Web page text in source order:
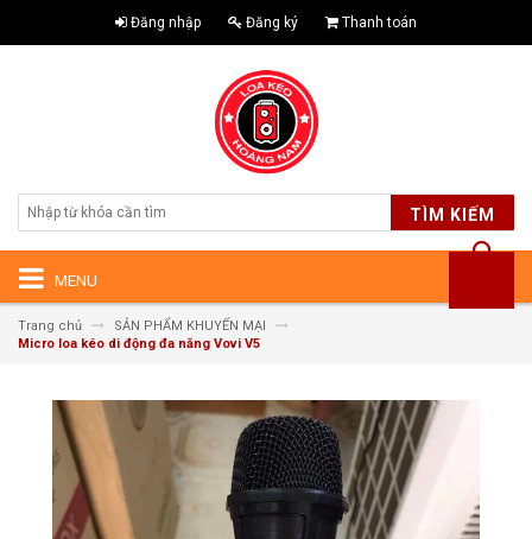
Đăng nhập Đăng ký Thanh toán
TÌM KIẾM
MENU
Trang chủ
SẢN PHẨM KHUYẾN MẠI
Micro loa kéo di động đa năng Vovi V5